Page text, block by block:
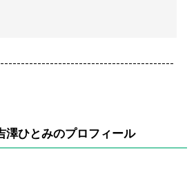
澤ひとみのプロフィール